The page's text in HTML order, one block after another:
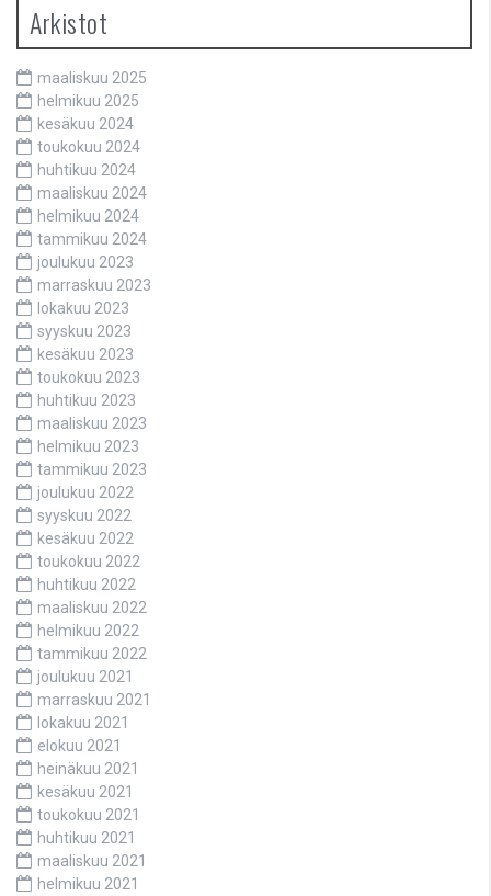
Arkistot
maaliskuu 2025
helmikuu 2025
kesäkuu 2024
toukokuu 2024
huhtikuu 2024
maaliskuu 2024
helmikuu 2024
tammikuu 2024
joulukuu 2023
marraskuu 2023
lokakuu 2023
syyskuu 2023
kesäkuu 2023
toukokuu 2023
huhtikuu 2023
maaliskuu 2023
helmikuu 2023
tammikuu 2023
joulukuu 2022
syyskuu 2022
kesäkuu 2022
toukokuu 2022
huhtikuu 2022
maaliskuu 2022
helmikuu 2022
tammikuu 2022
joulukuu 2021
marraskuu 2021
lokakuu 2021
elokuu 2021
heinäkuu 2021
kesäkuu 2021
toukokuu 2021
huhtikuu 2021
maaliskuu 2021
helmikuu 2021